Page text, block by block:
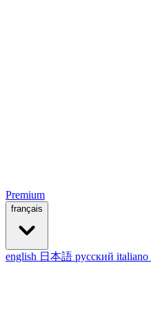
Premium
français
english 日本語 русский italiano